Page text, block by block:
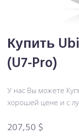
Купить
(U7-Pro)
У нас Вы можете
хорошей цене и с
207,50 $